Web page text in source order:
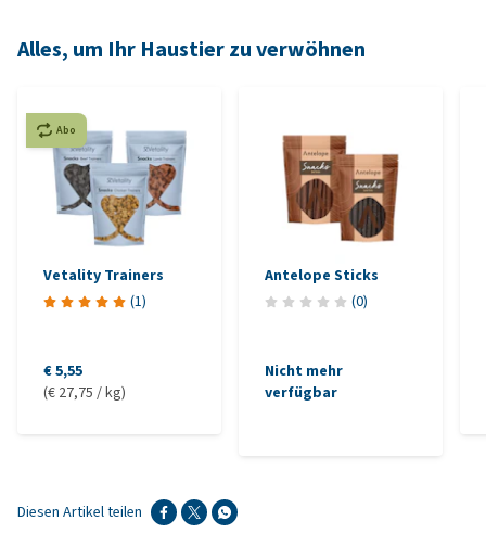
Alles, um Ihr Haustier zu verwöhnen
Abo
Vetality Trainers
(1)
€ 5,55
(€ 27,75 / kg)
Antelope Sticks
(0)
Nicht mehr
verfügbar
Diesen Artikel teilen